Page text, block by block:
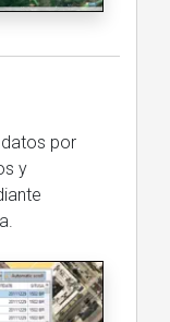
por
y